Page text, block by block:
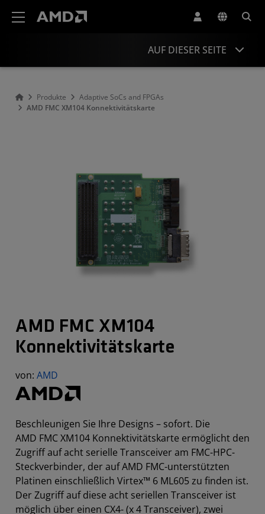
AUF DIESER SEITE
Produkte
Adaptive SoCs and FPGAs
AMD FMC XM104 Konnektivitätskarte
AMD FMC XM104
Konnektivitätskarte
von: AMD
Beschleunigen Sie Ihre Designs – sofort. Die
AMD FMC XM104 Konnektivitätskarte ermöglicht den
Zugriff auf acht serielle Transceiver am FMC-HPC-
Steckverbinder, der auf AMD FMC-unterstützten
Platinen einschließlich Virtex™ 6 ML605 zu finden ist.
Der Zugriff auf diese acht seriellen Transceiver ist
möglich über einen CX4- (x 4 Transceiver), zwei